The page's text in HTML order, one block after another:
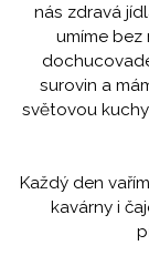
nás zdravá
umíme bez
surovin a
světovou
Každý den
kavárny i